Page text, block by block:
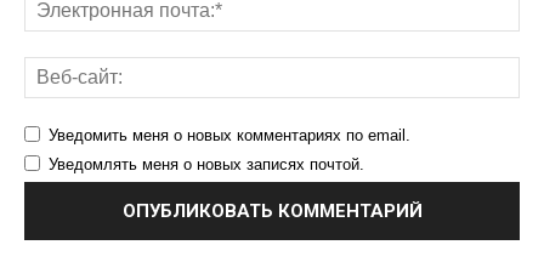
Уведомить меня о новых комментариях по email.
Уведомлять меня о новых записях почтой.